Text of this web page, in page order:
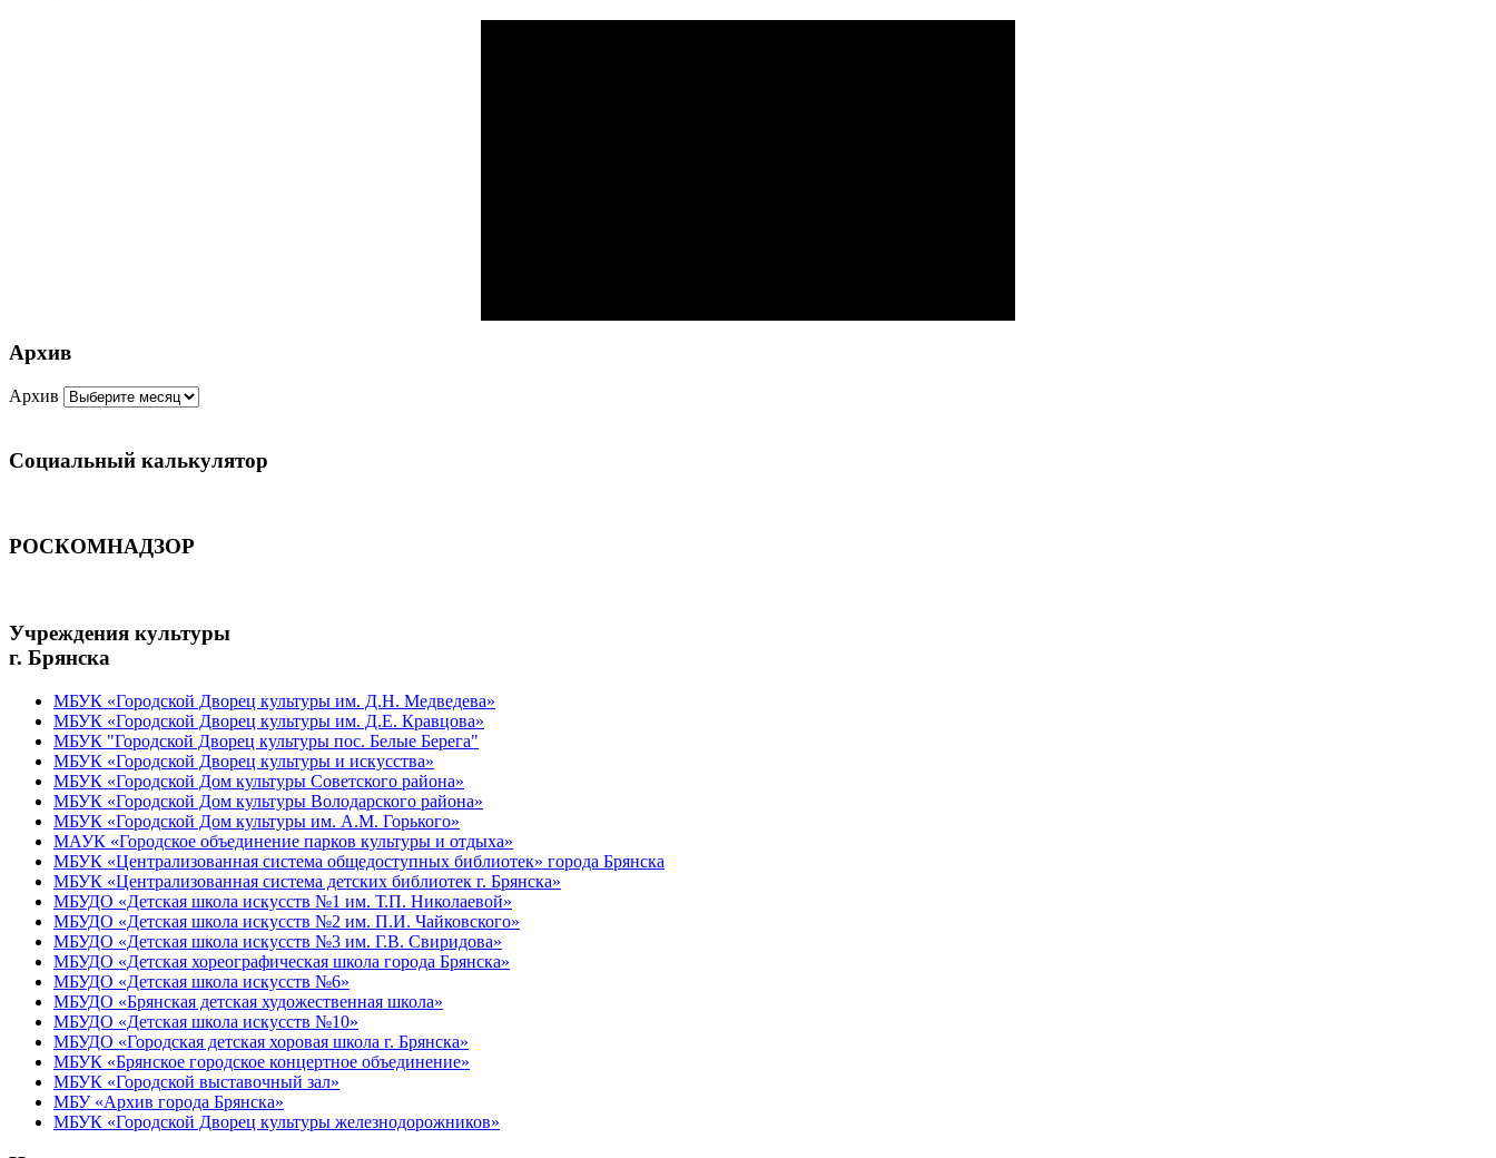
Архив
Архив
Социальный калькулятор
РОСКОМНАДЗОР
Учреждения культуры
г. Брянска
МБУК «Городской Дворец культуры им. Д.Н. Медведева»
МБУК «Городской Дворец культуры им. Д.Е. Кравцова»
МБУК "Городской Дворец культуры пос. Белые Берега"
МБУК «Городской Дворец культуры и искусства»
МБУК «Городской Дом культуры Советского района»
МБУК «Городской Дом культуры Володарского района»
МБУК «Городской Дом культуры им. А.М. Горького»
МАУК «Городское объединение парков культуры и отдыха»
МБУК «Централизованная система общедоступных библиотек» города Брянска
МБУК «Централизованная система детских библиотек г. Брянска»
МБУДО «Детская школа искусств №1 им. Т.П. Николаевой»
МБУДО «Детская школа искусств №2 им. П.И. Чайковского»
МБУДО «Детская школа искусств №3 им. Г.В. Свиридова»
МБУДО «Детская хореографическая школа города Брянска»
МБУДО «Детская школа искусств №6»
МБУДО «Брянская детская художественная школа»
МБУДО «Детская школа искусств №10»
МБУДО «Городская детская хоровая школа г. Брянска»
МБУК «Брянское городское концертное объединение»
МБУК «Городской выставочный зал»
МБУ «Архив города Брянска»
МБУК «Городской Дворец культуры железнодорожников»